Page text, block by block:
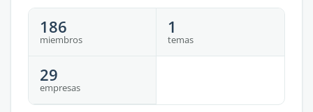
186
miembros
1
temas
29
empresas